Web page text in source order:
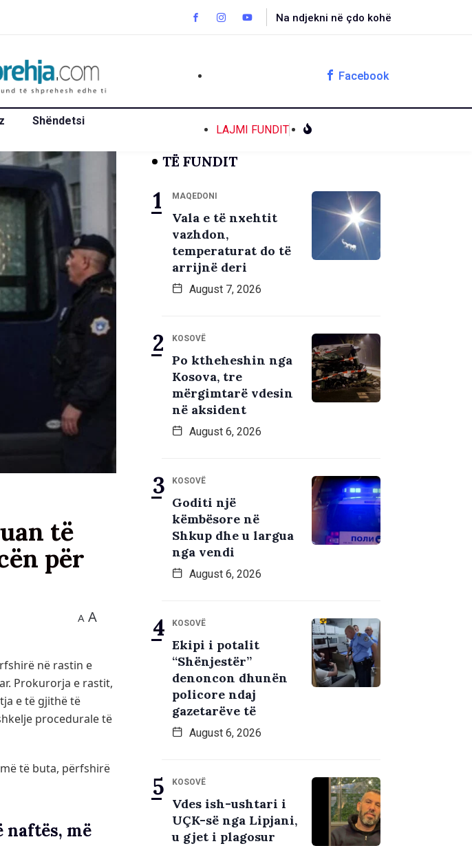
Na ndjekni në çdo kohë
Facebook
Shëndetsi
LAJMI FUNDIT
të
për
A A
në rastin e
Prokurorja e rastit,
e të gjithë të
procedurale të
të buta, përfshirë
naftës, më
TË FUNDIT
MAQEDONI
Vala e të nxehtit
vazhdon,
temperaturat do të
arrijnë deri
August 7, 2026
KOSOVË
Po ktheheshin nga
Kosova, tre
mërgimtarë vdesin
në aksident
August 6, 2026
KOSOVË
Goditi një
këmbësore në
Shkup dhe u largua
nga vendi
August 6, 2026
KOSOVË
Ekipi i potalit
“Shënjestër”
denoncon dhunën
policore ndaj
gazetarëve të
August 6, 2026
KOSOVË
Vdes ish-ushtari i
UÇK-së nga Lipjani,
u gjet i plagosur